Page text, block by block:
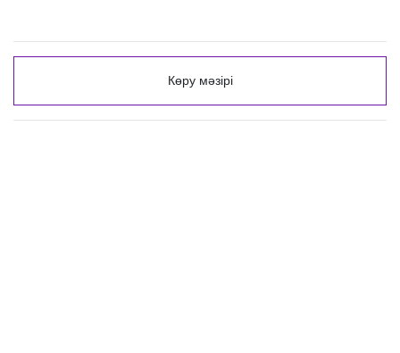
Көру мәзірі